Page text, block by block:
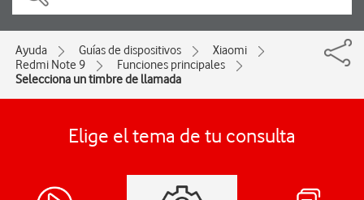
Ayuda Guías de dispositivos
Xiaomi
Redmi Note 9
Funciones principales
Selecciona un timbre de llamada
Elige el tema de tu consulta